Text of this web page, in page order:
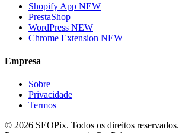
Shopify App NEW
PrestaShop
WordPress NEW
Chrome Extension NEW
Empresa
Sobre
Privacidade
Termos
© 2026 SEOPix. Todos os direitos reservados.